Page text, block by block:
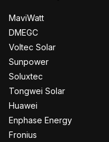
MaviWatt
DMEGC
Voltec Solar
Sunpower
Soluxtec
Tongwei Solar
Huawei
Enphase Energy
Fronius